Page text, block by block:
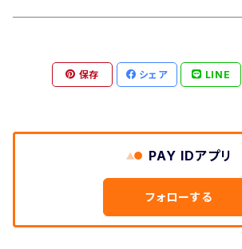
月2回（隔週）Ｓ／Ｍサイズ
月4回（毎週）Ｓ／Ｍサイズ
保存 シェア LINE
PAY IDアプリ
フォローする